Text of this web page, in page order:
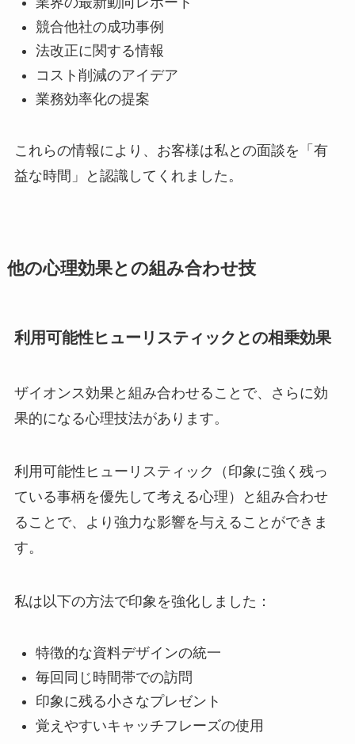
競合他社の成功事例
法改正に関する情報
コスト削減のアイデア
業務効率化の提案
これらの情報により、お客様は私との面談を「有
益な時間」と認識してくれました。
他の心理効果との組み合わせ技
利用可能性ヒューリスティックとの相乗効果
ザイオンス効果と組み合わせることで、さらに効
果的になる心理技法があります。
利用可能性ヒューリスティック（印象に強く残っ
ている事柄を優先して考える心理）と組み合わせ
ることで、より強力な影響を与えることができま
す。
私は以下の方法で印象を強化しました：
特徴的な資料デザインの統一
毎回同じ時間帯での訪問
印象に残る小さなプレゼント
覚えやすいキャッチフレーズの使用